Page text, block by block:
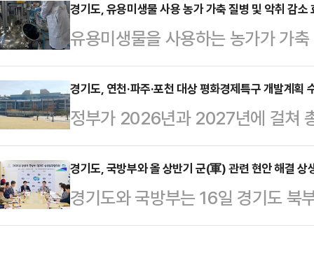
경기도, 유용미생물 사용 농가 가축 질병 및 악취 감소
유용미생물을 사용하는 농가가 가
족도가 매우 높은 것으로 나타났다
월까지 지난해 유용미생물을 공급
답. 응답률 65.5%)를 대상으로 전
결과 97%가 효과가 있다고 응답했
를 살펴보면 사용 농가들은 ▲질
폐사율 감소(13.9%) ▲사료비 절
다. 이들…
경기도, 연천·파주·포천 대상 평화경제특구 개발계획
정부가 2026년과 2027년에 걸쳐
표한 가운데 경기도가 이에 대비한
화경제특구 지정을 본격적으로 추
구 후보지로 선정된 연천군, 파주
20일부터 ‘경기도 평화경제특구 개
경기도, 국방부와 올 상반기 군(軍) 관련 현안 해결 상
경기도와 국방부는 16일 경기도
도 상생발전협의회’를 갖고, 군부대